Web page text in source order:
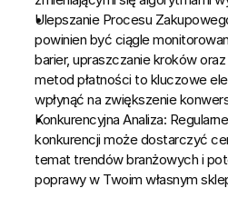
Ulepszanie Procesu
powinien być ciągle
barier, upraszczanie kroków
metod płatności to kluczowe
wpłynąć na zwiększenie
Konkurencyjna Analiza:
konkurencji może dostarczyć
temat trendów branżowych i
poprawy w Twoim własnym